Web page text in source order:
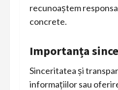
recunoaștem
concrete.
Importanța
Sinceritatea și
informațiilor sau